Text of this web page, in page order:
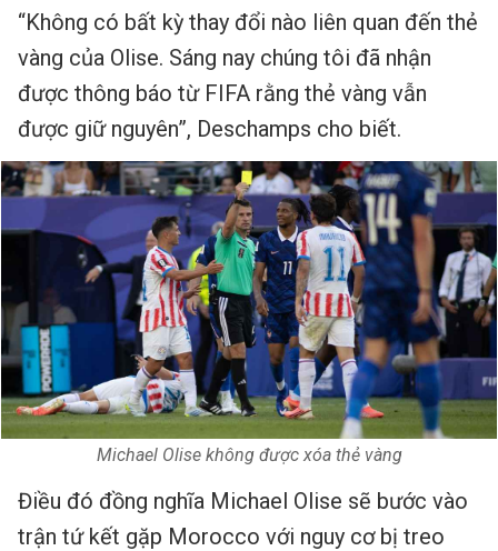
“Không có bất kỳ thay đổi nào liên quan đến thẻ
vàng của Olise. Sáng nay chúng tôi đã nhận
được thông báo từ FIFA rằng thẻ vàng vẫn
được giữ nguyên”, Deschamps cho biết.
Michael Olise không được xóa thẻ vàng
Điều đó đồng nghĩa Michael Olise sẽ bước vào
trận tứ kết gặp Morocco với nguy cơ bị treo